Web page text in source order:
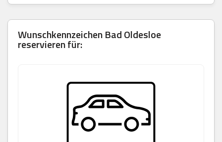
Wunschkennzeichen Bad Oldesloe
reservieren für: